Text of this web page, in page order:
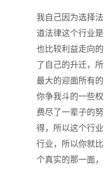
我自己因为选择
道法律这个行业
也比较利益走向
了自己的升迁，
最大的迎面所有
你争我斗的一些
费尽了一辈子的
得，所以这个行
行业，所以你就
个真实的那一面